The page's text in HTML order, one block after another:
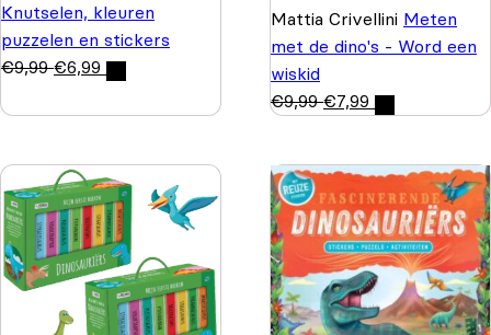
Knutselen, kleuren
puzzelen en stickers
€9,99 €6,99
Mattia Crivellini Meten
met de dino's - Word een
wiskid
€9,99 €7,99